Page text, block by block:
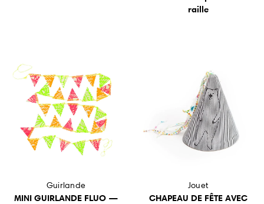
raille
Guirlande
MINI GUIRLANDE FLUO —
Jouet
CHAPEAU DE FÊTE AVEC